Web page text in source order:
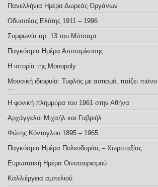
Πανελλήνια Ημέρα Δωρεάς Οργάνων
Οδυσσέας Ελύτης 1911 – 1996
Συμφωνία αρ. 13 του Μότσαρτ
Παγκόσμια Ημέρα Αποταμίευσης
Η ιστορία της Monopoly
Μουσική ιδιοφυία: Τυφλός με αυτισμό, παίζει πιάνο
…
Η φονική πλημμύρα του 1961 στην Αθήνα
Αρχάγγελοι Μιχαήλ και Γαβριήλ
Φώτης Κόντογλου 1895 – 1965
Παγκόσμια Ημέρα Πολεοδομίας – Χωροταξίας
Ευρωπαϊκή Ημέρα Οινοτουρισμού
Καλλιέργεια αμπελιού